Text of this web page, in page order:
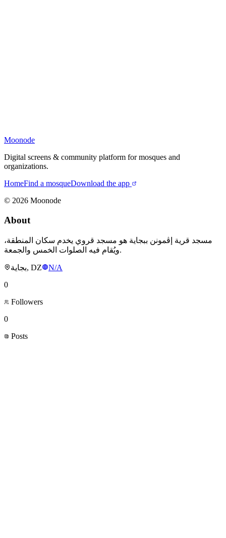
Moonode
Digital screens & community platform for mosques and
organizations.
HomeFind a mosqueDownload the app
© 2026 Moonode
About
مسجد قرية إڨمونن ببجاية هو مسجد قروي يخدم سكان المنطقة،
ويُقام فيه الصلوات الخمس والجمعة.
بجاية, DZ
N/A
0
Followers
0
Posts